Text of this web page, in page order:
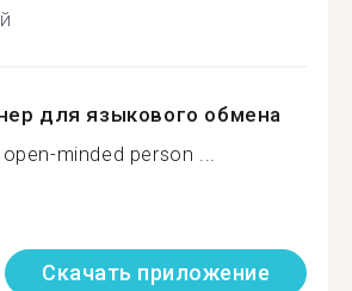
для языкового обмена
minded person ...
Скачать приложение